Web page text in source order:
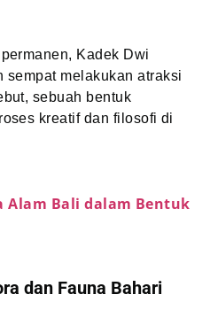
Kadek Dwi
sempat melakukan atraksi
sebuah bentuk
kreatif dan filosofi di
Alam Bali dalam Bentuk
dan Fauna Bahari